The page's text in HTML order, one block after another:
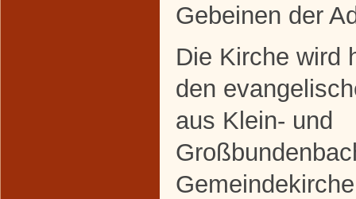
Gebeinen der
Die Kirche wird
den
aus Klein- und